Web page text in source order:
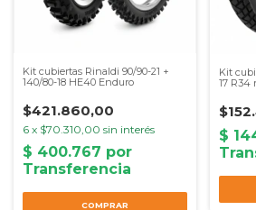
Kit cubiertas Rinaldi 90/90-21 +
140/80-18 HE40 Enduro
$421.860,00
6 x $70.310,00 sin interés
COMPRAR
Kit
17 R34